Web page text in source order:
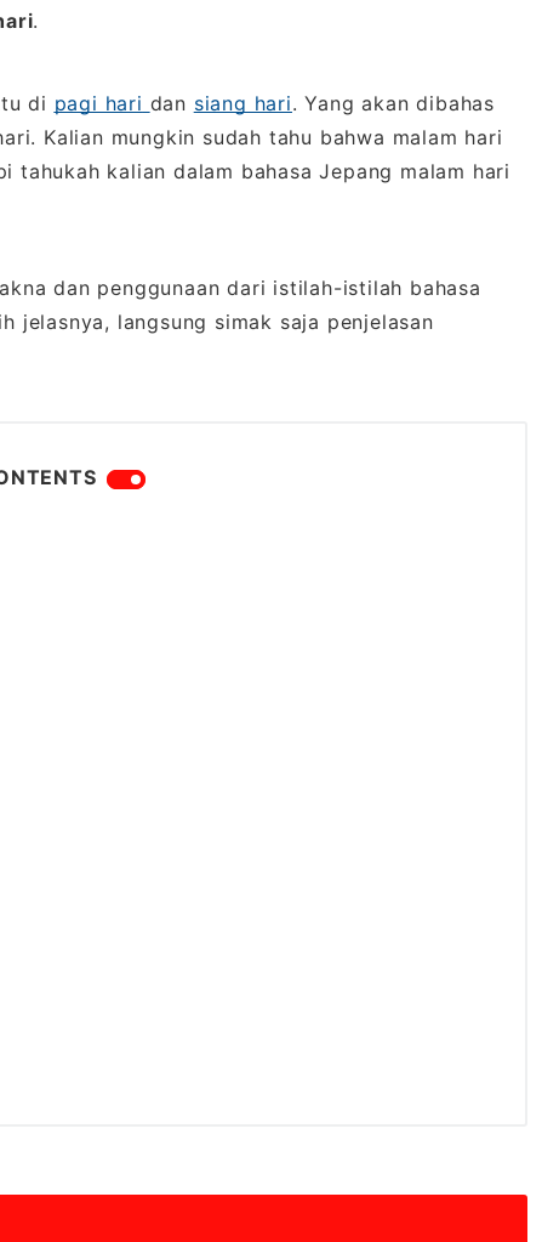
.
di pagi hari dan siang hari. Yang akan dibahas
Kalian mungkin sudah tahu bahwa malam hari
tahukah kalian dalam bahasa Jepang malam hari
dan penggunaan dari istilah-istilah bahasa
jelasnya, langsung simak saja penjelasan